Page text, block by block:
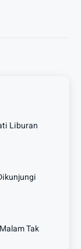
Liburan
Tak